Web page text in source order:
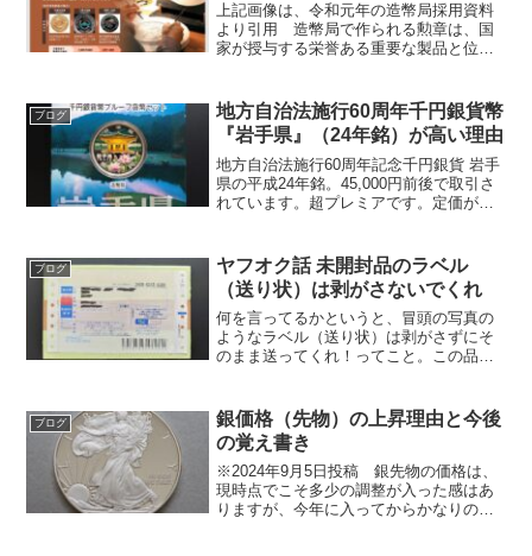
上記画像は、令和元年の造幣局採用資料
より引用 造幣局で作られる勲章は、国
家が授与する栄誉ある重要な製品と位置
えた質感を要求されるため、精巧な技術
が求められます。このような...
ブログ
地方自治法施行60周年千円銀貨幣
『岩手県』（24年銘）が高い理由
地方自治法施行60周年記念千円銀貨 岩手
県の平成24年銘。45,000円前後で取引さ
れています。超プレミアです。定価が
か？高い理由をまとめたいと思います。
岩手県...
ブログ
ヤフオク話 未開封品のラベル
（送り状）は剥がさないでくれ
何を言ってるかというと、冒頭の写真の
ようなラベル（送り状）は剥がさずにそ
のまま送ってくれ！ってこと。この品
身の品が何であるかはラベル（送り状）
にある品名欄の記載内容でわ...
ブログ
銀価格（先物）の上昇理由と今後
の覚え書き
※2024年9月5日投稿 銀先物の価格は、
現時点でこそ多少の調整が入った感はあ
りますが、今年に入ってからかなりの高